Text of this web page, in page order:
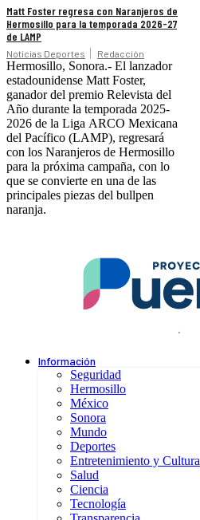
Matt Foster regresa con Naranjeros de
Hermosillo para la temporada 2026-27
de LAMP
Noticias Deportes Redacción
Hermosillo, Sonora.- El lanzador
estadounidense Matt Foster,
ganador del premio Relevista del
Año durante la temporada 2025-
2026 de la Liga ARCO Mexicana
del Pacífico (LAMP), regresará
con los Naranjeros de Hermosillo
para la próxima campaña, con lo
que se convierte en una de las
principales piezas del bullpen
naranja.
.
Información
Seguridad
Hermosillo
México
Sonora
Mundo
Deportes
Entretenimiento y Cultura
Salud
Ciencia
Tecnología